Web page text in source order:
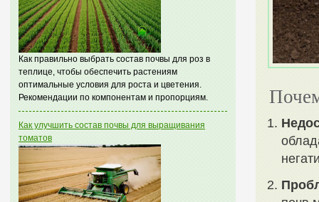
Как правильно выбрать состав почвы для роз в
теплице, чтобы обеспечить растениям
оптимальные условия для роста и цветения.
Рекомендации по компонентам и пропорциям.
Как улучшить состав почвы для выращивания
томатов